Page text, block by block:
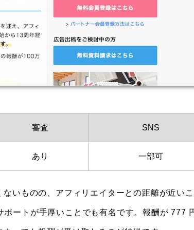
審査 SNS
あり 一部可
いものの、アフィリエイターとの距離が近い
ートが手厚いことでも有名です。報酬が 777